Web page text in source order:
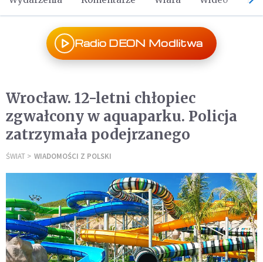
Radio DEON Modlitwa
Wrocław. 12-letni chłopiec
zgwałcony w aquaparku. Policja
zatrzymała podejrzanego
ŚWIAT WIADOMOŚCI Z POLSKI